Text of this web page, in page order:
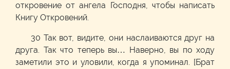
откровение от ангела Господня, чтобы написать
Книгу Откровений.
30 Так вот, видите, они наслаиваются друг на
друга. Так что теперь вы… Наверно, вы по ходу
заметили это и уловили, когда я упоминал. [Брат